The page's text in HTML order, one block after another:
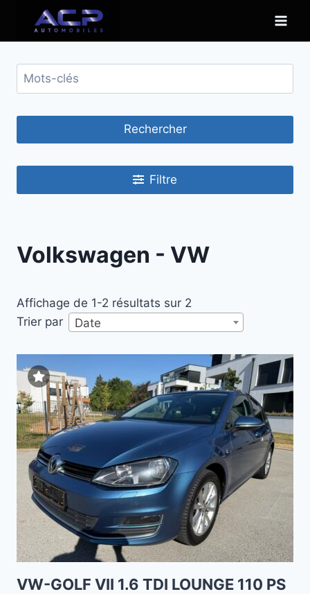
content
Rechercher
Filtre
Volkswagen - VW
Affichage de 1-2 résultats sur 2
Trier par
Date
VW-GOLF VII 1.6 TDI LOUNGE 110 PS